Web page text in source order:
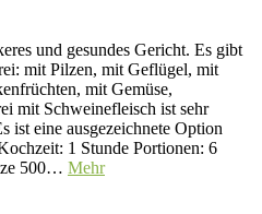
und gesundes Gericht. Es gibt
mit Pilzen, mit Geflügel, mit
mit Gemüse,
mit Schweinefleisch ist sehr
ist eine ausgezeichnete Option
1 Stunde Portionen: 6
500… Mehr